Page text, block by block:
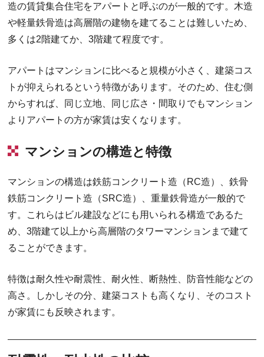
造の賃貸集合住宅をアパートと呼ぶのが一般的です。木造
や軽量鉄骨造は高層階の建物を建てることは難しいため、
多くは2階建てか、3階建て程度です。
アパートはマンションに比べると規模が小さく、建築コス
トが抑えられるという特徴があります。そのため、住む側
からすれば、同じ立地、同じ広さ・間取りでもマンション
よりアパートの方が家賃は安くなります。
マンションの構造と特徴
マンションの構造は鉄筋コンクリート造（RC造）、鉄骨
鉄筋コンクリート造（SRC造）、重量鉄骨造が一般的で
す。これらはビル建設などにも用いられる構造であるた
め、3階建て以上から高層階のタワーマンションまで建て
ることができます。
特徴は耐久性や耐震性、耐火性、断熱性、防音性能などの
高さ。しかしその分、建築コストも高くなり、そのコスト
が家賃にも反映されます。